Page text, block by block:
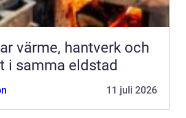
och
i samma eldstad
11 juli 2026